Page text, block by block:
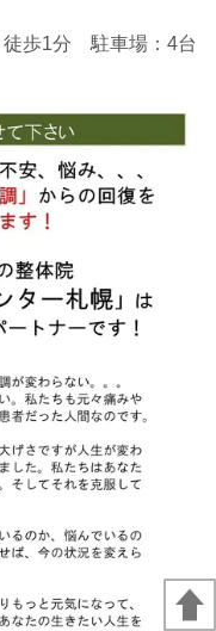
徒歩1分 駐車場：4台